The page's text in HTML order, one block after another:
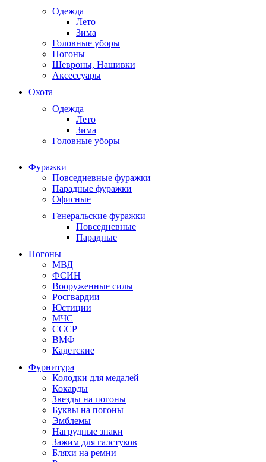
Одежда
Лето
Зима
Головные уборы
Погоны
Шевроны, Нашивки
Аксессуары
Охота
Одежда
Лето
Зима
Головные уборы
Фуражки
Повседневные фуражки
Парадные фуражки
Офисные
Генеральские фуражки
Повседневные
Парадные
Погоны
МВД
ФСИН
Вооруженные силы
Росгвардии
Юстиции
МЧС
СССР
ВМФ
Кадетские
Фурнитура
Колодки для медалей
Кокарды
Звезды на погоны
Буквы на погоны
Эмблемы
Нагрудные знаки
Зажим для галстуков
Бляхи на ремни